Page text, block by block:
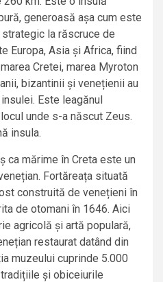
generoasă așa cum este
la răscruce de
Europa, Asia și Africa, fiind
Cretei, marea Myroton
bizantinii și venețienii au
Este leagănul
unde s-a născut Zeus.
insula.
ca mărime în Creta este un
Fortăreața situată
construită de venețieni în
de otomani în 1646. Aici
agricolă și artă populară,
restaurat datând din
muzeului cuprinde 5.000
și obiceiurile